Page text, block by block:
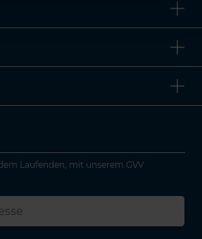
Laufenden, mit unserem GVV